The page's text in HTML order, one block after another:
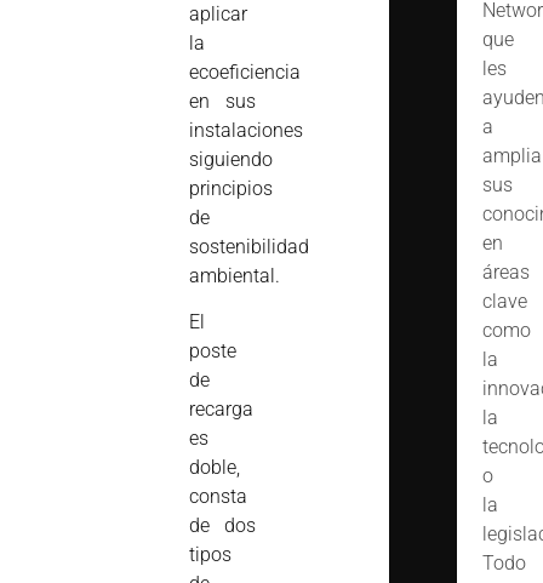
aplicar
la
ecoeficiencia
en sus
instalaciones
siguiendo
principios
de
sostenibilidad
ambiental.
El
poste
de
recarga
es
doble,
consta
de dos
tipos
que
les
a
sus
en
áreas
clave
como
la
la
o
la
Todo